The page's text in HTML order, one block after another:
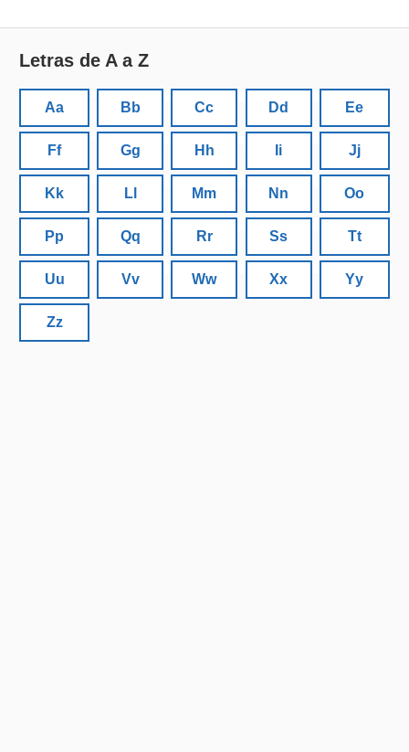
Letras de A a Z
Aa Bb Cc Dd Ee
Ff Gg Hh Ii Jj
Kk Ll Mm Nn Oo
Pp Qq Rr Ss Tt
Uu Vv Ww Xx Yy
Zz